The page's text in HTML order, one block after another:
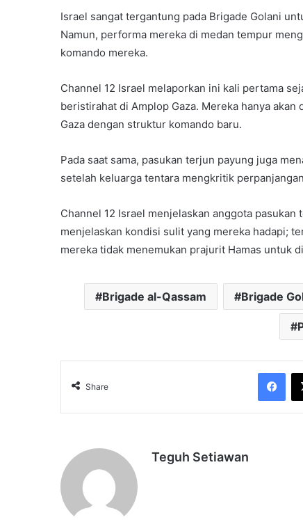
Israel sangat tergantung pada Brigade Golani
Namun, performa mereka di medan tempur
komando mereka.
Channel 12 Israel melaporkan ini kali pertama
beristirahat di Amplop Gaza. Mereka hanya
Gaza dengan struktur komando baru.
Pada saat sama, pasukan terjun payung juga
setelah keluarga tentara mengkritik
Channel 12 Israel menjelaskan anggota
menjelaskan kondisi sulit yang mereka hadapi;
mereka tidak menemukan prajurit Hamas untuk
Brigade al-Qassam Brigade
Share
Teguh Setiawan